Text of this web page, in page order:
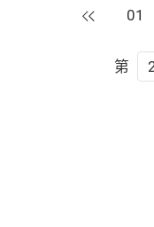
上一頁
01
第